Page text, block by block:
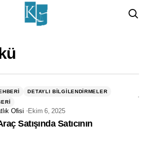
DETAYLI BILGILENDIRMELER
Ofisi Ekim 6, 2025
Satışında Satıcının